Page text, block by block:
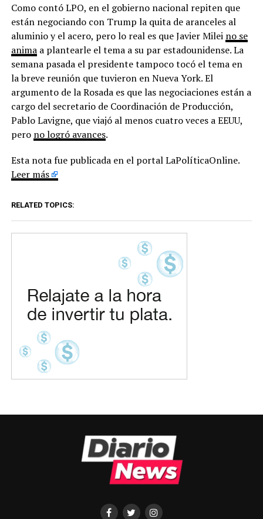
Como contó LPO, en el gobierno nacional repiten que
están negociando con Trump la quita de aranceles al
aluminio y el acero, pero lo real es que Javier Milei no se
animaa plantearle el tema a su par estadounidense. La
semana pasada el presidente tampoco tocó el tema en
la breve reunión que tuvieron en Nueva York. El
argumento de la Rosada es que las negociaciones están a
cargo del secretario de Coordinación de Producción,
Pablo Lavigne, que viajó al menos cuatro veces a EEUU,
pero no logró avances.
Esta nota fue publicada en el portal LaPolíticaOnline.
Leer más
RELATED TOPICS: